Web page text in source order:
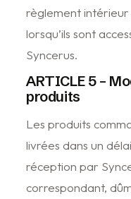
règlement intérieur
lorsqu’ils sont
Syncerus.
ARTICLE 5 –
produits
Les produits
livrées dans un
réception par
correspondant,